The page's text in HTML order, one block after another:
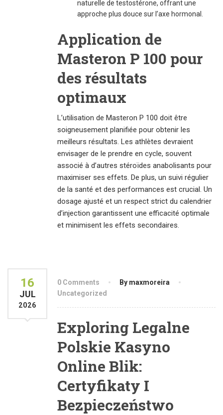
naturelle de testostérone, offrant une
approche plus douce sur l’axe hormonal.
Application de
Masteron P 100 pour
des résultats
optimaux
L’utilisation de Masteron P 100 doit être
soigneusement planifiée pour obtenir les
meilleurs résultats. Les athlètes devraient
envisager de le prendre en cycle, souvent
associé à d’autres stéroïdes anabolisants pour
maximiser ses effets. De plus, un suivi régulier
de la santé et des performances est crucial. Un
dosage ajusté et un respect strict du calendrier
d’injection garantissent une efficacité optimale
et minimisent les effets secondaires.
16
JUL
2026
0 Comments
By maxmoreira
Uncategorized
Exploring Legalne
Polskie Kasyno
Online Blik:
Certyfikaty I
Bezpieczeństwo